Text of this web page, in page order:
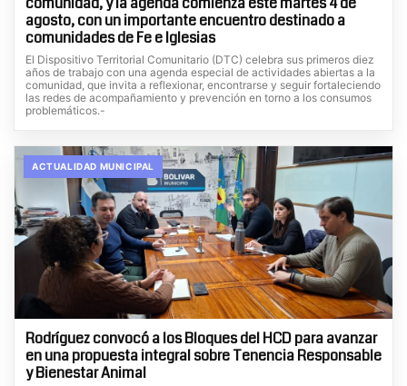
agosto, con un importante encuentro destinado a
comunidades de Fe e Iglesias
El Dispositivo Territorial Comunitario (DTC) celebra sus primeros diez
años de trabajo con una agenda especial de actividades abiertas a la
comunidad, que invita a reflexionar, encontrarse y seguir fortaleciendo
las redes de acompañamiento y prevención en torno a los consumos
problemáticos.-
ACTUALIDAD MUNICIPAL
Rodríguez convocó a los Bloques del HCD para avanzar
en una propuesta integral sobre Tenencia Responsable
y Bienestar Animal